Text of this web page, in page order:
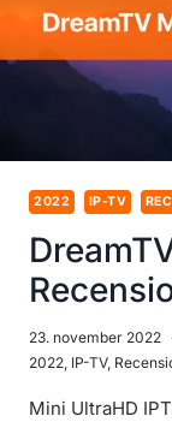
2022 IP-TV
23. november 2022
2022, IP-TV,
Mini UltraHD